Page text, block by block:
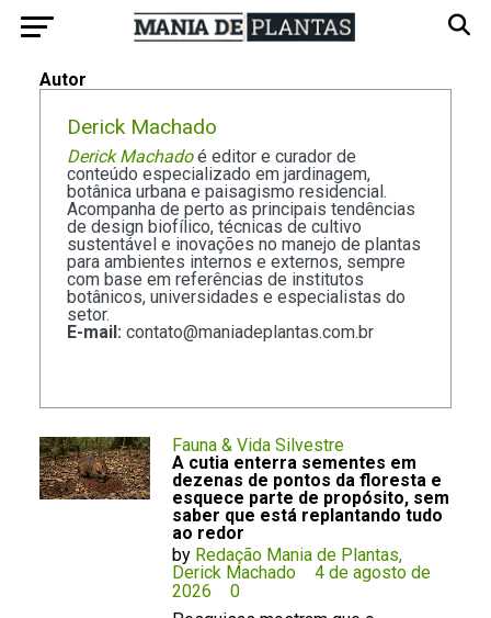
Autor
Derick Machado
Derick Machadoé editor e curador de
conteúdo especializado em jardinagem,
botânica urbana e paisagismo residencial.
Acompanha de perto as principais tendências
de design biofílico, técnicas de cultivo
sustentável e inovações no manejo de plantas
para ambientes internos e externos, sempre
com base em referências de institutos
botânicos, universidades e especialistas do
setor.
E-mail: contato@maniadeplantas.com.br
Fauna & Vida Silvestre
A cutia enterra sementes em
dezenas de pontos da floresta e
esquece parte de propósito, sem
saber que está replantando tudo
ao redor
by Redação Mania de Plantas,
Derick Machado
4 de agosto de
2026
0